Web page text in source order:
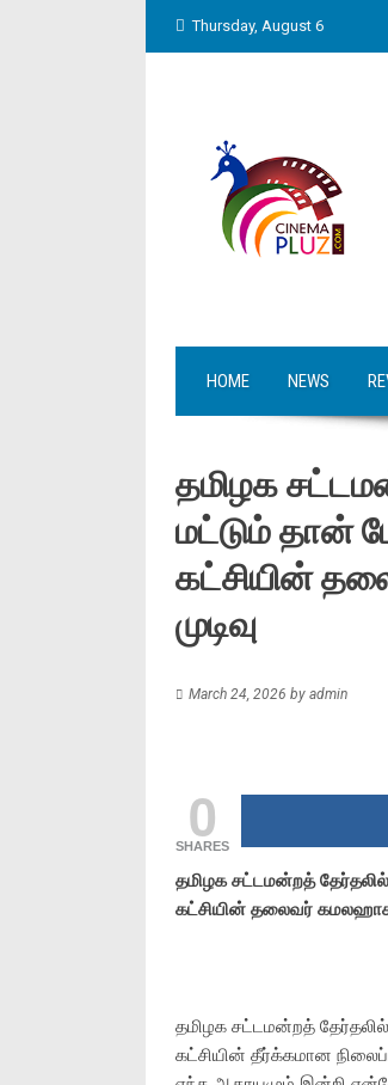
Thursday, August 6
HOME NEWS
தமிழக
மட்டும் தான்
கட்சியின்
முடிவு
March 24, 2026 by admin
0
SHARES
தமிழக சட்டமன்றத்
கட்சியின் தலைவர்
தமிழக சட்டமன்றத்
கட்சியின் தீர்க்கமான